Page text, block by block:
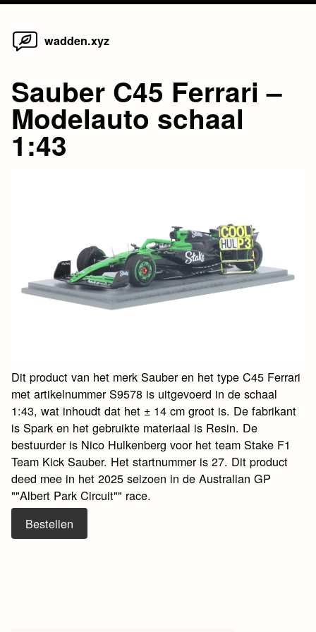
Skip
wadden.xyz
Sauber C45 Ferrari –
Modelauto schaal
1:43
Dit product van het merk Sauber en het type C45 Ferrari
met artikelnummer S9578 is uitgevoerd in de schaal
1:43, wat inhoudt dat het ± 14 cm groot is. De fabrikant
is Spark en het gebruikte materiaal is Resin. De
bestuurder is Nico Hulkenberg voor het team Stake F1
Team Kick Sauber. Het startnummer is 27. Dit product
deed mee in het 2025 seizoen in de Australian GP
""Albert Park Circuit"" race.
Bestellen